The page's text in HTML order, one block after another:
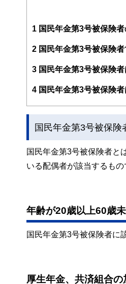
現在では行政書士
1 国民年金第3号被保険
2 国民年金第3号被保険
3 国民年金第3号被保険
4 国民年金第3号被保険
国民年金第3号被保険
国民年金第3号被保険者と
いる配偶者が該当するも
年齢が20歳以上60歳
国民年金第3号被保険者に
厚生年金、共済組合